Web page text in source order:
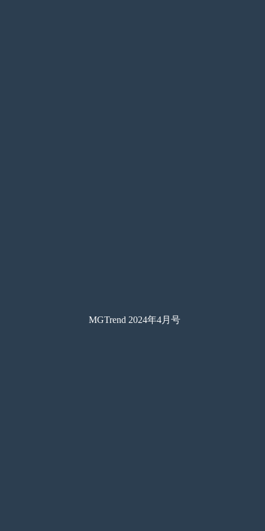
MGTrend 2024年4月号